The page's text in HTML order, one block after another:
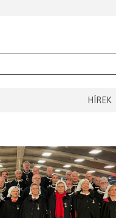
HÍREK